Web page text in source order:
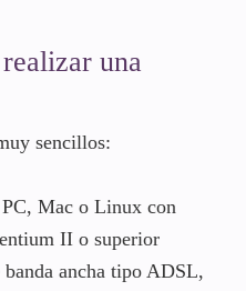
sencillos:
Mac o Linux con
II o superior
ancha tipo ADSL,